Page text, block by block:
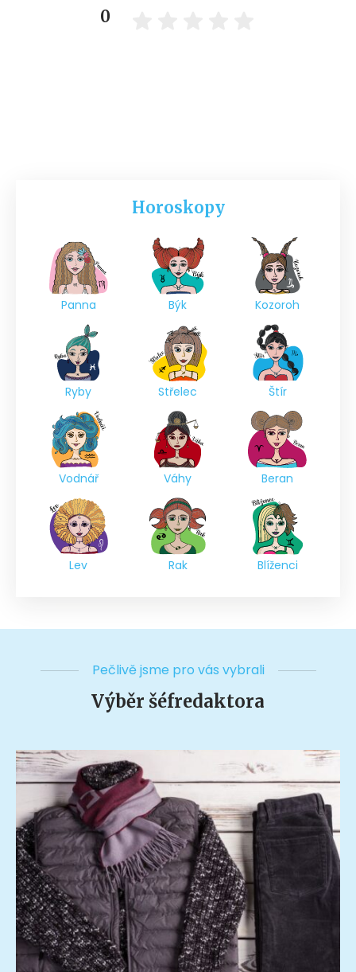
0
Horoskopy
Panna Býk Kozoroh
Ryby Střelec Štír
Vodnář Váhy Beran
Lev Rak Blíženci
Pečlivě jsme pro vás vybrali
Výběr šéfredaktora